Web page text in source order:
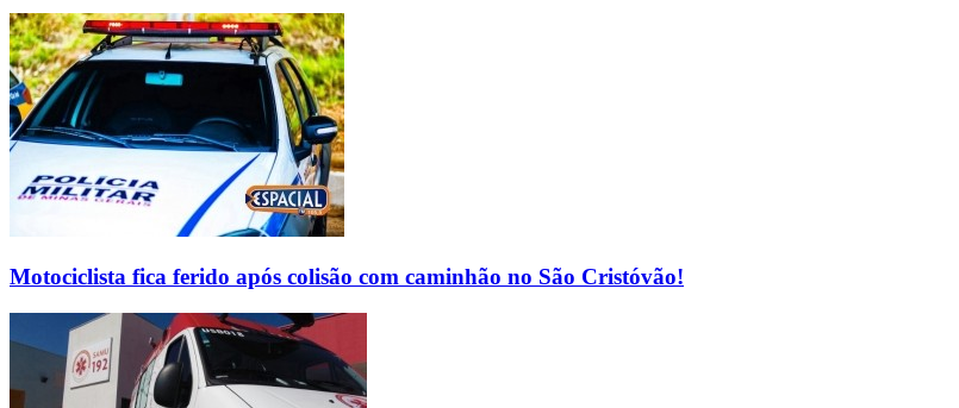
Motociclista fica ferido após colisão com caminhão no São Cristóvão!